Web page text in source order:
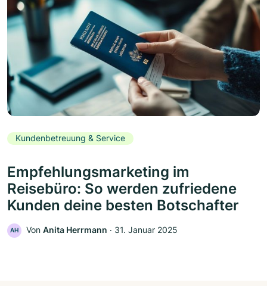
Kundenbetreuung & Service
Empfehlungsmarketing im
Reisebüro: So werden zufriedene
Kunden deine besten Botschafter
AH Von Anita Herrmann ‧ 31. Januar 2025